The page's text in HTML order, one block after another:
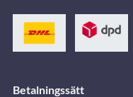
Betalningssätt